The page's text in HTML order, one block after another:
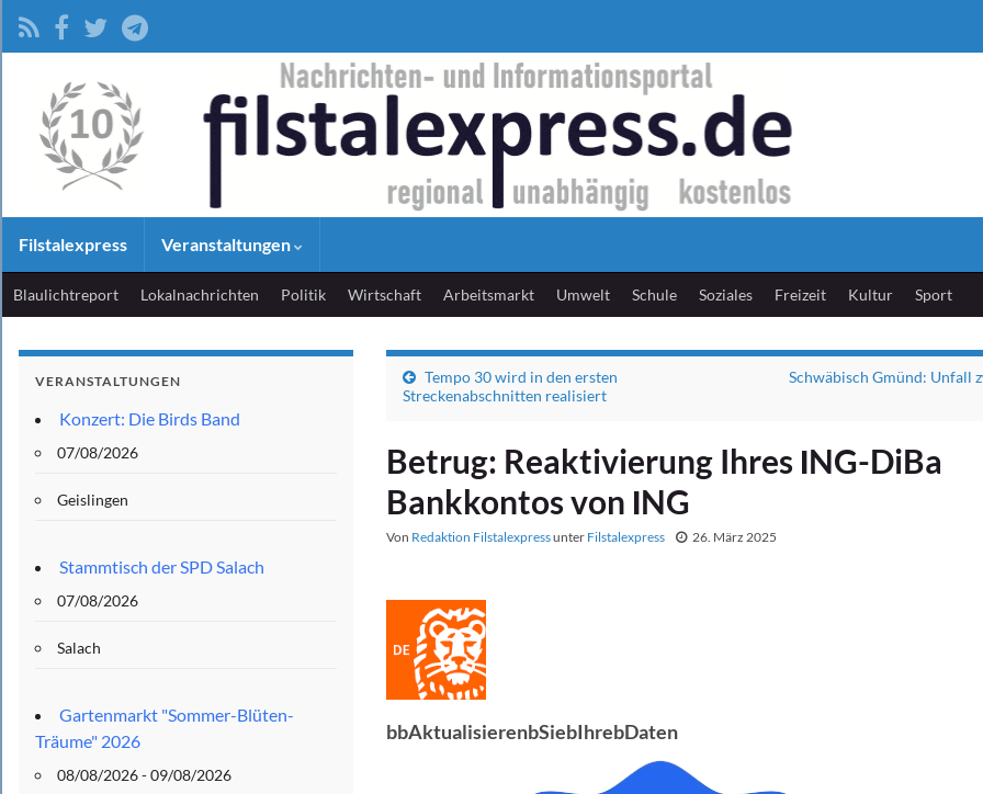
Filstalexpress Veranstaltungen
Blaulichtreport Lokalnachrichten Politik Wirtschaft Arbeitsmarkt Umwelt Schule Soziales Freizeit Kultur Sport
Tempo 30 wird in den ersten
Streckenabschnitten realisiert
Schwäbisch Gmünd: Unfall
Betrug: Reaktivierung Ihres ІNG-DiBa
Bankkontos von ІNG
Von Redaktion Filstalexpressunter Filstalexpress 26. März 2025
bbAktualisierenbSiebIhrebDaten
VERANSTALTUNGEN
Konzert: Die Birds Band
07/08/2026
Geislingen
Stammtisch der SPD Salach
07/08/2026
Salach
Gartenmarkt "Sommer-Blüten-
Träume" 2026
08/08/2026 - 09/08/2026